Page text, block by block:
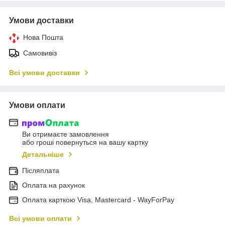
Умови доставки
Нова Пошта
Самовивіз
Всі умови доставки
Умови оплати
Ви отримаєте замовлення
або гроші повернуться на вашу картку
Детальніше
Післяплата
Оплата на рахунок
Оплата карткою Visa, Mastercard - WayForPay
Всі умови оплати